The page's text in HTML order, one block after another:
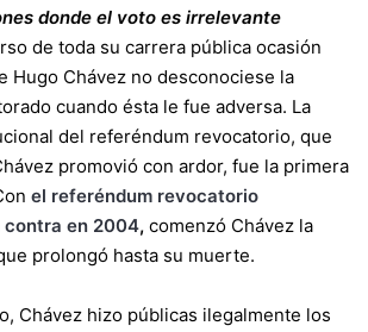
donde el voto es irrelevante
de toda su carrera pública ocasión
Hugo Chávez no desconociese la
cuando ésta le fue adversa. La
del referéndum revocatorio, que
promovió con ardor, fue la primera
el referéndum revocatorio
contra en 2004, comenzó Chávez la
prolongó hasta su muerte.
Chávez hizo públicas ilegalmente los